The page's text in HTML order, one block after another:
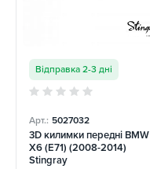
Відправка 2-3 дні
Арт.: 5027032
3D килимки передні BMW
X6 (E71) (2008-2014)
Stingray